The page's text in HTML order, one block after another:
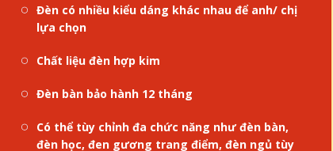
Đèn có nhiều kiểu dáng khác nhau để anh/ chị
lựa chọn
Chất liệu đèn hợp kim
Đèn bàn bảo hành 12 tháng
Có thể tùy chỉnh đa chức năng như đèn bàn,
đèn học, đen gương trang điểm, đèn ngủ tùy